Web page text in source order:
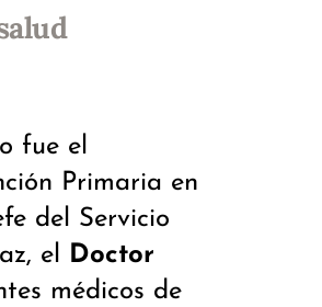
fue el
Primaria en
del Servicio
el Doctor
médicos de